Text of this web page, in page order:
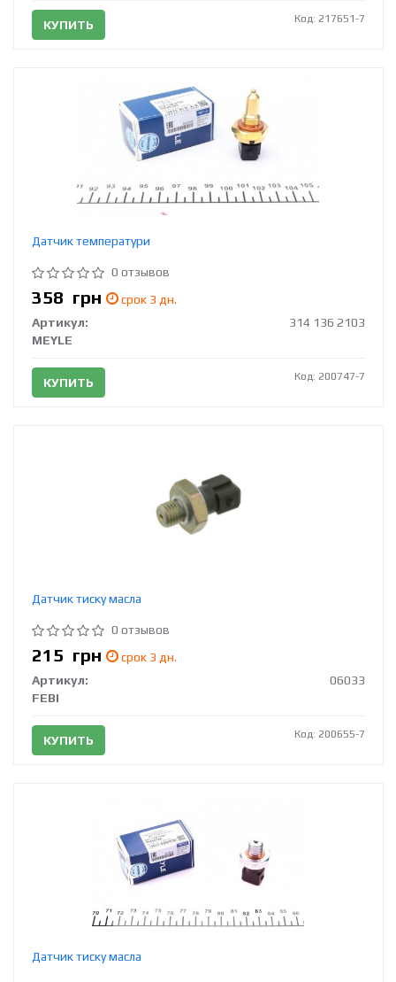
КУПИТЬ Код: 217651-7
Датчик температури
0 отзывов
358 грн
срок 3 дн.
Артикул:
314 136 2103
MEYLE
КУПИТЬ Код: 200747-7
Датчик тиску масла
0 отзывов
215 грн
срок 3 дн.
Артикул:
06033
FEBI
КУПИТЬ Код: 200655-7
Датчик тиску масла